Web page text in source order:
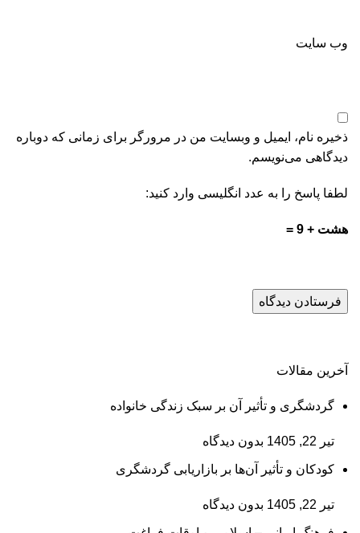
وب‌ سایت
ذخیره نام، ایمیل و وبسایت من در مرورگر برای زمانی که دوباره
دیدگاهی می‌نویسم.
لطفا پاسخ را به عدد انگلیسی وارد کنید:
هشت + 9 =
آخرین مقالات
گردشگری و تأثیر آن بر سبک زندگی خانواده
تیر 22, 1405 بدون دیدگاه
کودکان و تأثیر آن‌ها بر بازاریابی گردشگری
تیر 22, 1405 بدون دیدگاه